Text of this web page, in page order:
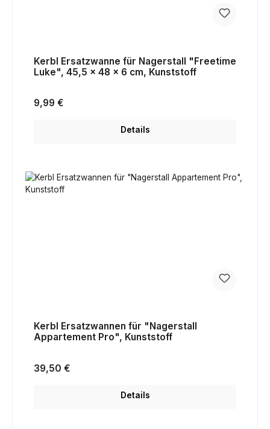
Kerbl Ersatzwanne für Nagerstall "Freetime
Luke", 45,5 x 48 x 6 cm, Kunststoff
Regulärer Preis:
9,99 €
Details
Kerbl Ersatzwannen für "Nagerstall
Appartement Pro", Kunststoff
Regulärer Preis:
39,50 €
Details